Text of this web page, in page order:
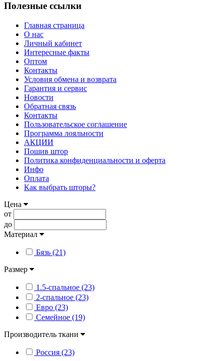
Полезные ссылки
Главная страница
О нас
Личный кабинет
Интересные факты
Оптом
Контакты
Условия обмена и возврата
Гарантия и сервис
Новости
Обратная связь
Контакты
Пользовательское соглашение
Программа лояльности
АКЦИИ
Пошив штор
Политика конфиденциальности и оферта
Инфо
Оплата
Как выбрать шторы?
Цена
от
до
Материал
Бязь (21)
Размер
1.5-спальное (23)
2-спальное (23)
Евро (23)
Семейное (19)
Производитель ткани
Россия (23)